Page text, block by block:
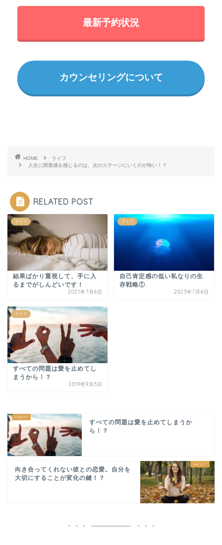
最新予約状況
カウンセリングについて
HOME
ライフ
人生に閉塞感を感じるのは、次のステージにいくのが怖い！？
RELATED POST
ライフ
結果ばかり重視して、手に入
るまでがしんどいです！
2021年7月6日
ライフ
自己肯定感の低い私なりの生
存戦略①
2023年7月6日
ライフ
すべての問題は愛を止めてし
まうから！？
2019年9月5日
すべての問題は愛を止めてしまうか
ら！？
向き合ってくれない彼との恋愛。自分を
大切にすることが変化の鍵！？